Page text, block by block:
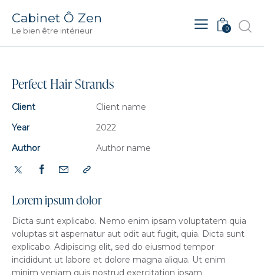
Cabinet Ô Zen
Le bien être intérieur 0
Perfect Hair Strands
Client
Client name
Year
2022
Author
Author name
Lorem ipsum dolor
Dicta sunt explicabo. Nemo enim ipsam voluptatem quia
voluptas sit aspernatur aut odit aut fugit, quia. Dicta sunt
explicabo. Adipiscing elit, sed do eiusmod tempor
incididunt ut labore et dolore magna aliqua. Ut enim